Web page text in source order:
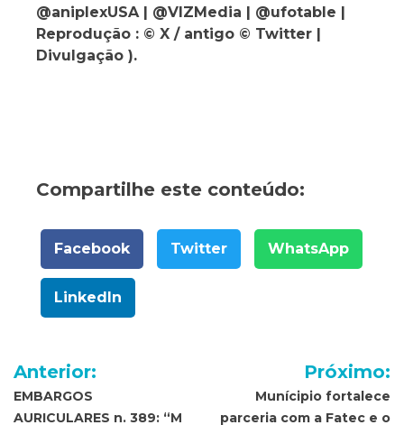
@aniplexUSA | @VIZMedia | @ufotable |
Reprodução : © X / antigo © Twitter |
Divulgação ).
Compartilhe este conteúdo:
Facebook Twitter WhatsApp
LinkedIn
Navegação
de
Anterior:
EMBARGOS
AURICULARES n. 389: “M
Próximo:
Munícipio fortalece
parceria com a Fatec e o